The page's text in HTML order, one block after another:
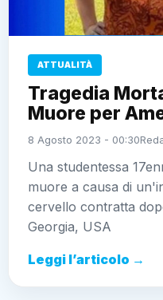
ATTUALITÀ
Tragedia
Muore per
8 Agosto 2023 - 00:30
Una studentessa
muore a causa di
cervello contratta
Georgia, USA
Leggi l’articolo →